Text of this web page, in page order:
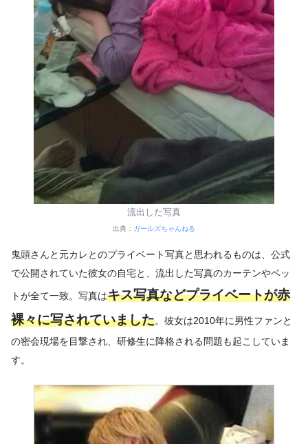
流出した写真
出典： ガールズちゃんねる
鬼頭さんと元カレとのプライベート写真と思われるものは、公式
で公開されていた彼女の自宅と、流出した写真のカーテンやベッ
トが全て一致。写真はキス写真などプライベートが赤
裸々に写されていました。彼女は2010年に男性ファンと
の密会現場を目撃され、研修生に降格される問題も起こしていま
す。